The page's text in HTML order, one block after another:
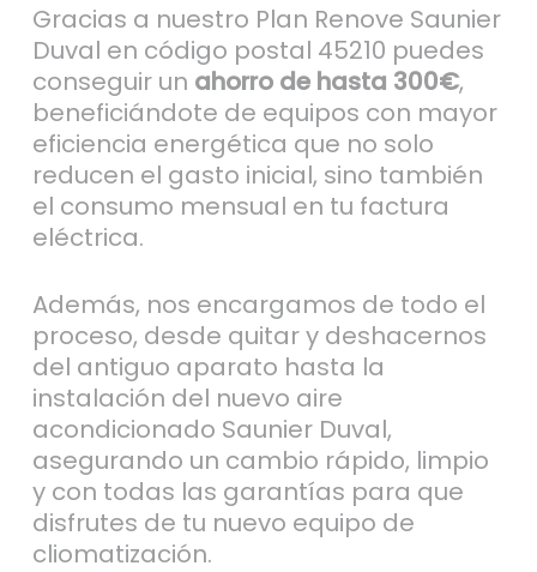
Gracias a nuestro Plan Renove Saunier
Duval en código postal 45210 puedes
conseguir un ahorro de hasta 300€,
beneficiándote de equipos con mayor
eficiencia energética que no solo
reducen el gasto inicial, sino también
el consumo mensual en tu factura
eléctrica.
Además, nos encargamos de todo el
proceso, desde quitar y deshacernos
del antiguo aparato hasta la
instalación del nuevo aire
acondicionado Saunier Duval,
asegurando un cambio rápido, limpio
y con todas las garantías para que
disfrutes de tu nuevo equipo de
cliomatización.